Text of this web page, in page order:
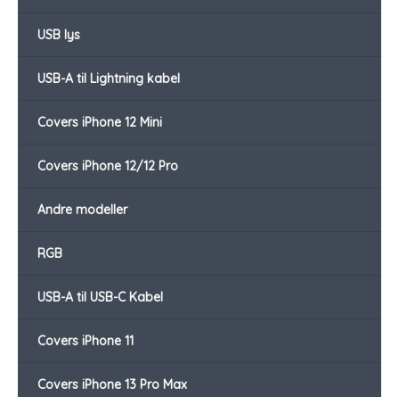
USB lys
USB-A til Lightning kabel
Covers iPhone 12 Mini
Covers iPhone 12/12 Pro
Andre modeller
RGB
USB-A til USB-C Kabel
Covers iPhone 11
Covers iPhone 13 Pro Max